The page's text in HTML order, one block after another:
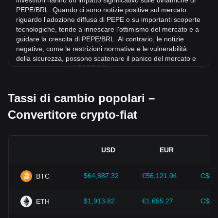
brasiliano (BRL).
PEPE/BRL. Quando ci sono notizie positive sul mercato
riguardo l'adozione diffusa di PEPE o su importanti scoperte
tecnologiche, tende a innescare l'ottimismo del mercato e a
guidare la crescita di PEPE/BRL. Al contrario, le notizie
negative, come le restrizioni normative e le vulnerabilità
della sicurezza, possono scatenare il panico del mercato e
portare a un calo di PEPE/BRL.
governative relative alle criptovalute hanno un impatto
diretto sulla loro accettazione, che a sua volta ne determina
il valore rispetto alle valute tradizionali come il dollaro
politiche normative vaghe o troppo severe possono
valore.
emissione della valuta fiat, come i tassi di inflazione, i tassi
Tassi di cambio popolari –
Convertitore crypto-fiat
USD EUR
BTC $64,887.32 €56,121.04
ETH $1,913.82 €1,655.27